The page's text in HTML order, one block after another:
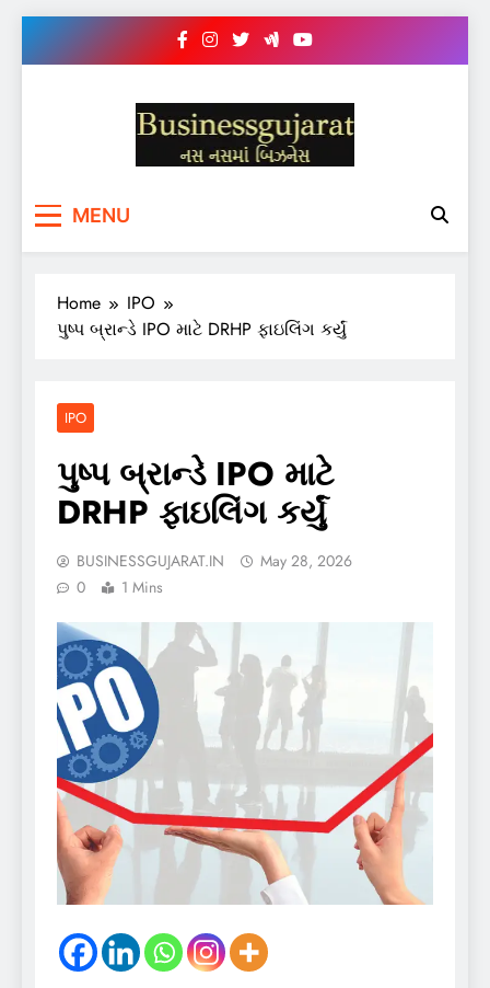
BUSINESS GUJARAT
MENU
Home
IPO
પુષ્પ બ્રાન્ડે IPO માટે DRHP ફાઇલિંગ કર્યું
IPO
પુષ્પ બ્રાન્ડે IPO માટે
DRHP ફાઇલિંગ કર્યું
BUSINESSGUJARAT.IN
May 28, 2026
0
1 Mins